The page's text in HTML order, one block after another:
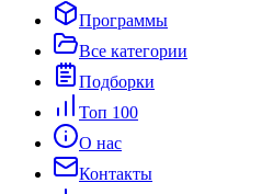
Программы
Все категории
Подборки
Топ 100
О нас
Контакты